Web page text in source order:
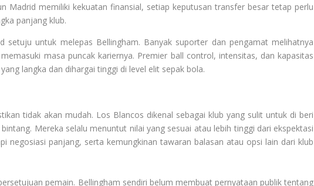
Madrid memiliki kekuatan finansial, setiap keputusan transfer besar tetap perlu
panjang klub.
setuju untuk melepas Bellingham. Banyak suporter dan pengamat melihatnya
masa puncak kariernya. Premier ball control, intensitas, dan kapasitas
langka dan dihargai tinggi di level elit sepak bola.
tidak akan mudah. Los Blancos dikenal sebagai klub yang sulit untuk di beri
Mereka selalu menuntut nilai yang sesuai atau lebih tinggi dari ekspektasi
negosiasi panjang, serta kemungkinan tawaran balasan atau opsi lain dari klub
pemain. Bellingham sendiri belum membuat pernyataan publik tentang